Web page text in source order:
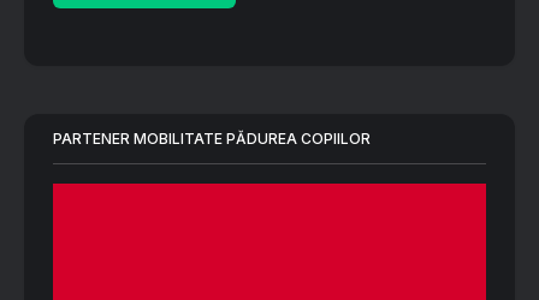
PARTENER MOBILITATE PĂDUREA COPIILOR